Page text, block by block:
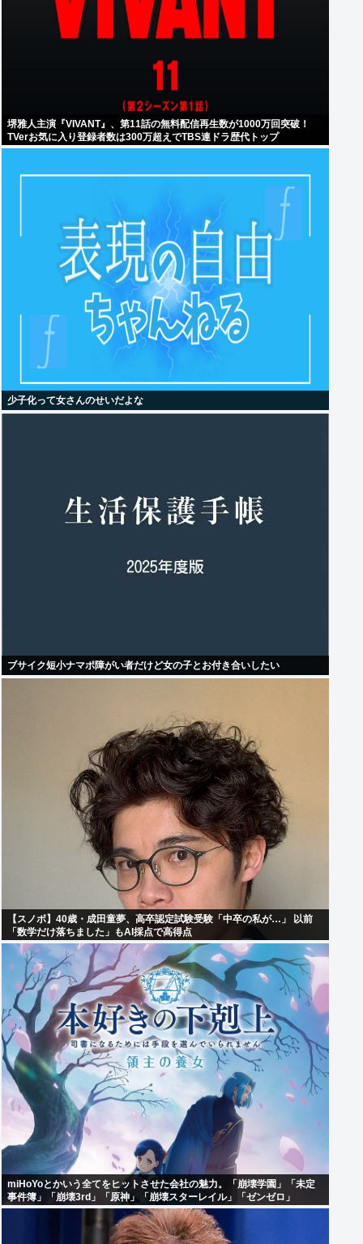
堺雅人主演『VIVANT』、第11話の無料配信再生数が1000万回突破！
TVerお気に入り登録者数は300万超えでTBS連ドラ歴代トップ
少子化って女さんのせいだよな
ブサイク短小ナマポ障がい者だけど女の子とお付き合いしたい
【スノボ】40歳・成田童夢、高卒認定試験受験「中卒の私が…」 以前
「数学だけ落ちました」もAI採点で高得点
miHoYoとかいう全てをヒットさせた会社の魅力。「崩壊学園」「未定
事件簿」「崩壊3rd」「原神」「崩壊スターレイル」「ゼンゼロ」